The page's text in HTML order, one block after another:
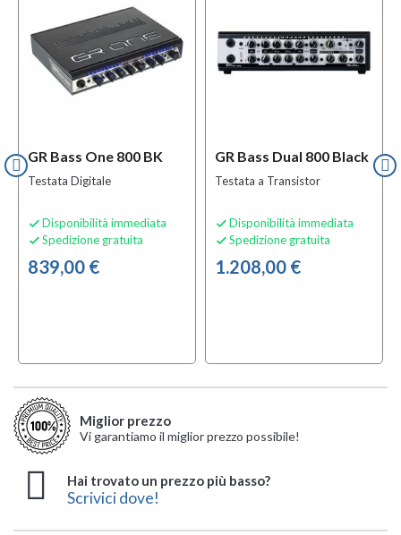
GR Bass One 800 BK
Testata Digitale
 Disponibilità immediata
 Spedizione gratuita
839,00 €
GR Bass Dual 800 Black
Testata a Transistor
 Disponibilità immediata
 Spedizione gratuita
1.208,00 €
Miglior prezzo
Vi garantiamo il miglior prezzo possibile!
Hai trovato un prezzo più basso?
Scrivici dove!